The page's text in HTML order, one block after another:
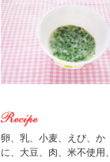
卵、乳、小麦、えび、か
に、大豆、肉、米不使用、